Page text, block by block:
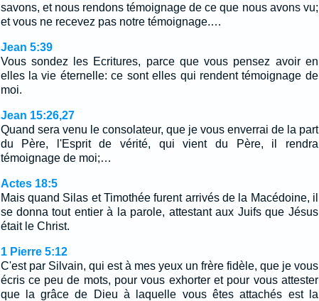
savons, et nous rendons témoignage de ce que nous avons vu;
et vous ne recevez pas notre témoignage.…
Jean 5:39
Vous sondez les Ecritures, parce que vous pensez avoir en
elles la vie éternelle: ce sont elles qui rendent témoignage de
moi.
Jean 15:26,27
Quand sera venu le consolateur, que je vous enverrai de la part
du Père, l'Esprit de vérité, qui vient du Père, il rendra
témoignage de moi;…
Actes 18:5
Mais quand Silas et Timothée furent arrivés de la Macédoine, il
se donna tout entier à la parole, attestant aux Juifs que Jésus
était le Christ.
1 Pierre 5:12
C'est par Silvain, qui est à mes yeux un frère fidèle, que je vous
écris ce peu de mots, pour vous exhorter et pour vous attester
que la grâce de Dieu à laquelle vous êtes attachés est la